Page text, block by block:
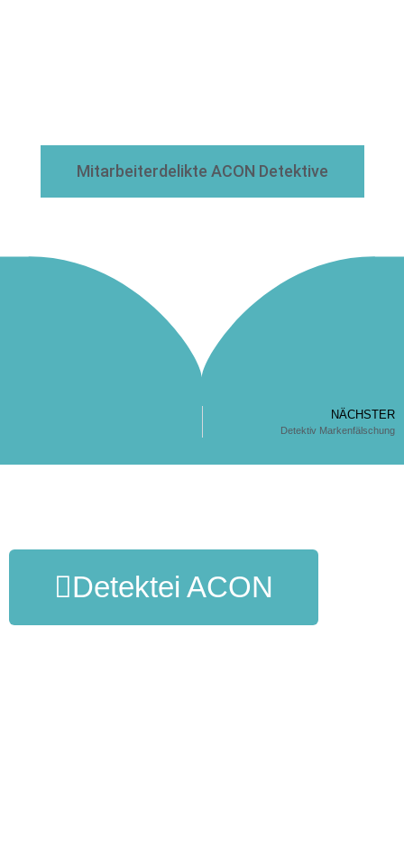
Mitarbeiterdelikte ACON Detektive
NÄCHSTER
Detektiv Markenfälschung
Detektei ACON